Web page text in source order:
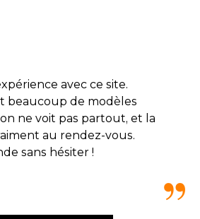
avec ce site.
beaucoup de modèles
ne voit pas partout, et la
au rendez-vous.
sans hésiter !